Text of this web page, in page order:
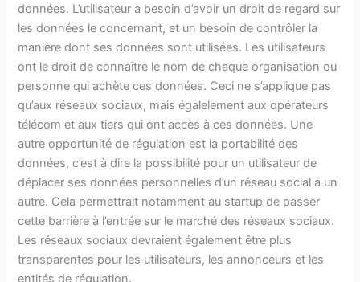
données. L’utilisateur a besoin d’avoir un droit de regard sur
les données le concernant, et un besoin de contrôler la
manière dont ses données sont utilisées. Les utilisateurs
ont le droit de connaître le nom de chaque organisation ou
personne qui achète ces données. Ceci ne s’applique pas
qu’aux réseaux sociaux, mais égalelement aux opérateurs
télécom et aux tiers qui ont accès à ces données. Une
autre opportunité de régulation est la portabilité des
données, c’est à dire la possibilité pour un utilisateur de
déplacer ses données personnelles d’un réseau social à un
autre. Cela permettrait notamment au startup de passer
cette barrière à l’entrée sur le marché des réseaux sociaux.
Les réseaux sociaux devraient également être plus
transparentes pour les utilisateurs, les annonceurs et les
entités de régulation.